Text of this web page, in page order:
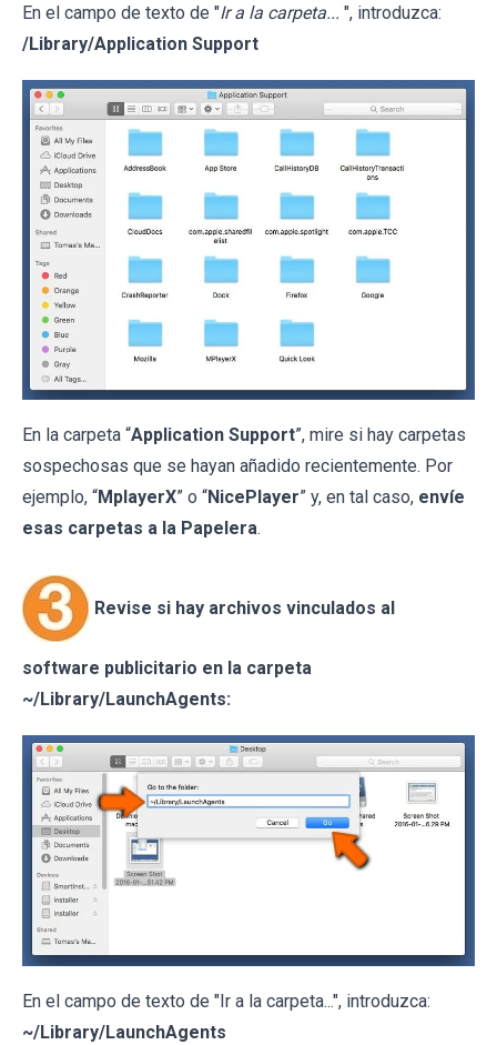
En el campo de texto de "Ir a la carpeta... ", introduzca:
/Library/Application Support
En la carpeta “Application Support”, mire si hay carpetas
sospechosas que se hayan añadido recientemente. Por
ejemplo, “MplayerX” o “NicePlayer” y, en tal caso, envíe
esas carpetas a la Papelera.
Revise si hay archivos vinculados al
software publicitario en la carpeta
~/Library/LaunchAgents:
En el campo de texto de "Ir a la carpeta...", introduzca:
~/Library/LaunchAgents